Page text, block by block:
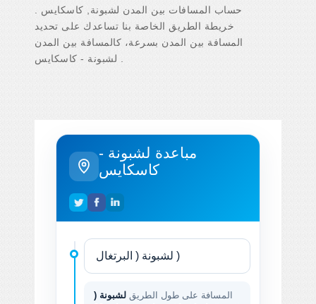
حساب المسافات بين المدن لشبونة, كاسكايس .
خريطة الطريق الخاصة بنا تساعدك على تحديد
المسافة بين المدن بسرعة، كالمسافة بين المدن
مباعدة لشبونة -
كاسكايس
المسافة على طول الطريق لشبونة (